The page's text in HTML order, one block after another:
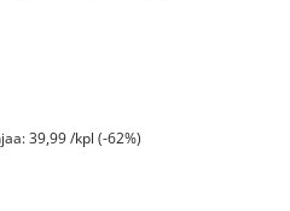
39,99 /kpl (-62%)